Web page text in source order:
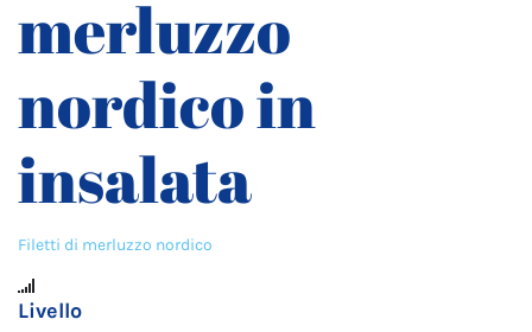
merluzzo
nordico in
insalata
Filetti di merluzzo nordico
Livello